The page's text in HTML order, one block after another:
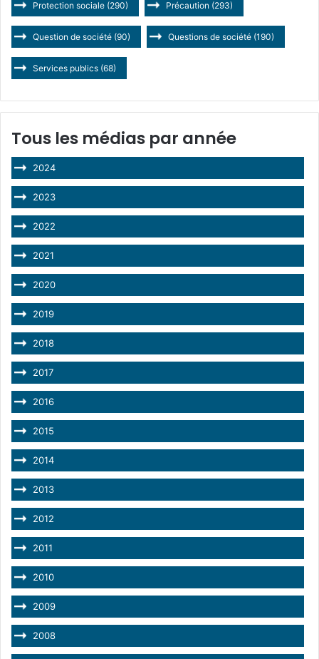
Protection sociale (290) Précaution (293)
Question de société (90) Questions de société (190)
Services publics (68)
Tous les médias par année
2024
2023
2022
2021
2020
2019
2018
2017
2016
2015
2014
2013
2012
2011
2010
2009
2008